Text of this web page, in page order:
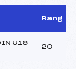
Rang
U16
20